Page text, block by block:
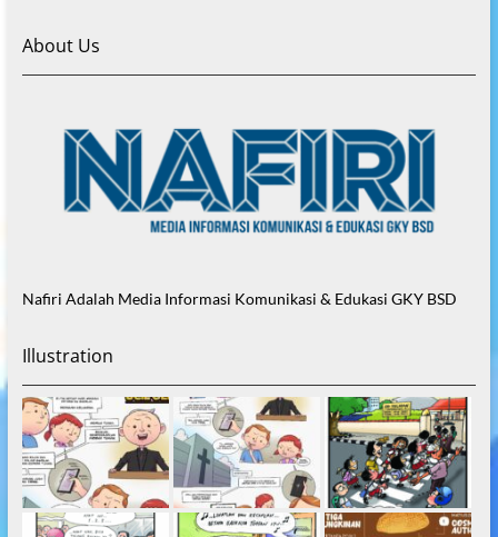
About Us
Nafiri Adalah Media Informasi Komunikasi & Edukasi GKY BSD
Illustration